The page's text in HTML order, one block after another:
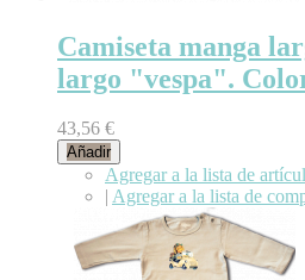
Camiseta manga
largo "vespa".
43,56 €
Añadir
Agregar a la lista de
| Agregar a la lista de